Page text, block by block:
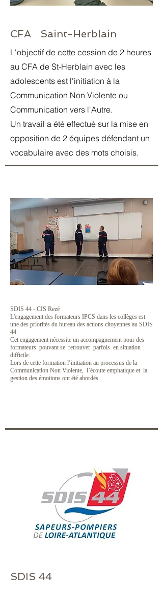
CFA Saint-Herblain
L'objectif de cette cession de 2 heures
au CFA de St-Herblain avec les
adolescents est l'initiation à la
Communication Non Violente ou
Communication vers l'Autre.
Un travail a été effectué sur la mise en
opposition de 2 équipes défendant un
vocabulaire avec des mots choisis.
SDIS 44 - CIS Rezé
L'engagement des formateurs IPCS dans les collèges est
une des priorités du bureau des actions citoyennes au SDIS
44.
Cet engagement nécessite un accompagnement pour des
formateurs pouvant se retrouver parfois en situation
difficile.
Lors de cette formation l’initiation au processus de la
Communication Non Violente, l’écoute emphatique et la
gestion des émotions ont été abordés.
SDIS 44